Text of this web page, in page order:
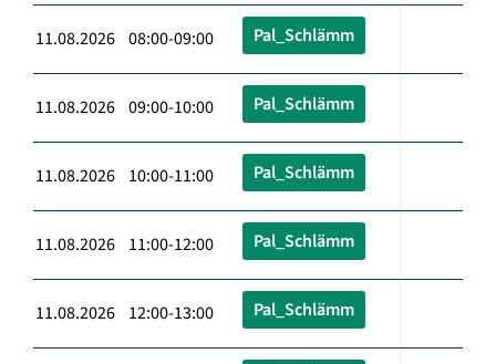
11.08.2026 08:00-09:00 Pal_Schlämm
11.08.2026 09:00-10:00 Pal_Schlämm
11.08.2026 10:00-11:00 Pal_Schlämm
11.08.2026 11:00-12:00 Pal_Schlämm
11.08.2026 12:00-13:00 Pal_Schlämm